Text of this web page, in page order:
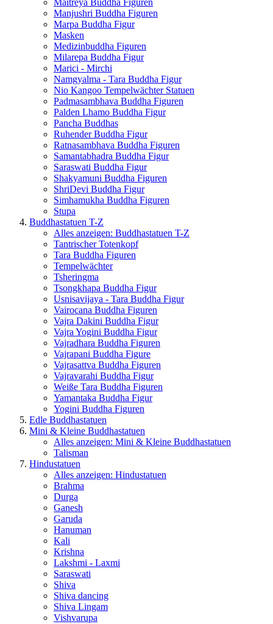
Maitreya Buddha Figuren
Manjushri Buddha Figuren
Marpa Buddha Figur
Masken
Medizinbuddha Figuren
Milarepa Buddha Figur
Marici - Mirchi
Namgyalma - Tara Buddha Figur
Nio Kangoo Tempelwächter Statuen
Padmasambhava Buddha Figuren
Palden Lhamo Buddha Figur
Pancha Buddhas
Ruhender Buddha Figur
Ratnasambhava Buddha Figuren
Samantabhadra Buddha Figur
Saraswati Buddha Figur
Shakyamuni Buddha Figuren
ShriDevi Buddha Figur
Simhamukha Buddha Figuren
Stupa
Buddhastatuen T-Z
Alles anzeigen: Buddhastatuen T-Z
Tantrischer Totenkopf
Tara Buddha Figuren
Tempelwächter
Tsheringma
Tsongkhapa Buddha Figur
Usnisavijaya - Tara Buddha Figur
Vairocana Buddha Figuren
Vajra Dakini Buddha Figur
Vajra Yogini Buddha Figur
Vajradhara Buddha Figuren
Vajrapani Buddha Figure
Vajrasattva Buddha Figuren
Vajravarahi Buddha Figur
Weiße Tara Buddha Figuren
Yamantaka Buddha Figur
Yogini Buddha Figuren
Edle Buddhastatuen
Mini & Kleine Buddhastatuen
Alles anzeigen: Mini & Kleine Buddhastatuen
Talisman
Hindustatuen
Alles anzeigen: Hindustatuen
Brahma
Durga
Ganesh
Garuda
Hanuman
Kali
Krishna
Lakshmi - Laxmi
Saraswati
Shiva
Shiva dancing
Shiva Lingam
Vishvarupa